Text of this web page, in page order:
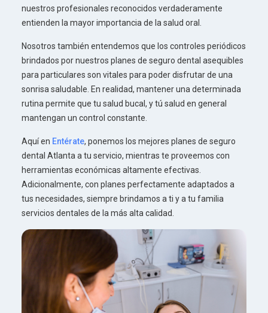
nuestros profesionales reconocidos verdaderamente
entienden la mayor importancia de la salud oral.
Nosotros también entendemos que los controles periódicos
brindados por nuestros planes de seguro dental asequibles
para particulares son vitales para poder disfrutar de una
sonrisa saludable. En realidad, mantener una determinada
rutina permite que tu salud bucal, y tú salud en general
mantengan un control constante.
Aquí en Entérate, ponemos los mejores planes de seguro
dental Atlanta a tu servicio, mientras te proveemos con
herramientas económicas altamente efectivas.
Adicionalmente, con planes perfectamente adaptados a
tus necesidades, siempre brindamos a ti y a tu familia
servicios dentales de la más alta calidad.